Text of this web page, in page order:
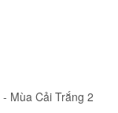
Mùa Cải Trắng 2